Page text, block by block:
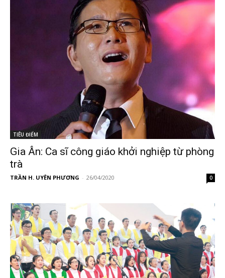
TIÊU ĐIỂM
Gia Ân: Ca sĩ công giáo khởi nghiệp từ phòng
trà
TRẦN H. UYÊN PHƯƠNG - 26/04/2020 0